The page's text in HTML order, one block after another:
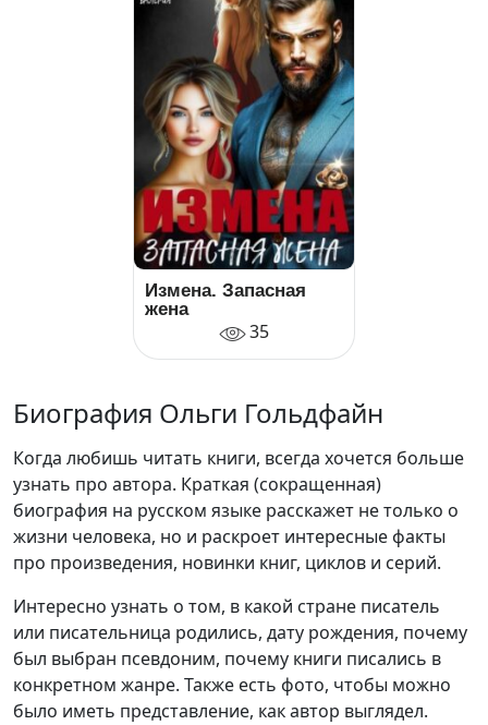
Измена. Запасная
жена
35
Биография Ольги Гольдфайн
Когда любишь читать книги, всегда хочется больше
узнать про автора. Краткая (сокращенная)
биография на русском языке расскажет не только о
жизни человека, но и раскроет интересные факты
про произведения, новинки книг, циклов и серий.
Интересно узнать о том, в какой стране писатель
или писательница родились, дату рождения, почему
был выбран псевдоним, почему книги писались в
конкретном жанре. Также есть фото, чтобы можно
было иметь представление, как автор выглядел.